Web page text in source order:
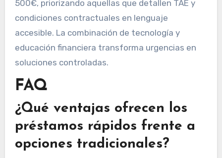
500€, priorizando aquellas que detallen TAE y
condiciones contractuales en lenguaje
accesible. La combinación de tecnología y
educación financiera transforma urgencias en
soluciones controladas.
FAQ
¿Qué ventajas ofrecen los
préstamos rápidos frente a
opciones tradicionales?